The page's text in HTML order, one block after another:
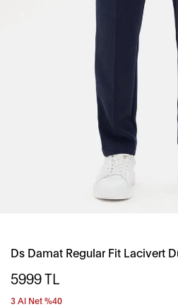
Ds Damat Regular Fit Lacivert
5999TL
3 Al Net %40